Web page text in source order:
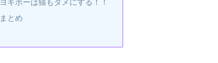
ヨギボーは猫もダメにする！！
まとめ